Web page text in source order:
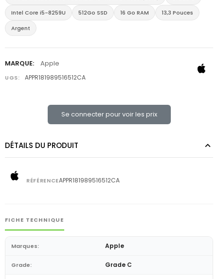
Intel Core i5-8259U
512Go SSD 16 Go RAM
13,3 Pouces
Argent
MARQUE: Apple
UGS: APPR181989516512CA
Se connecter pour voir les prix
DÉTAILS DU PRODUIT
RÉFÉRENCEAPPR181989516512CA
FICHE TECHNIQUE
Marques: Apple
Grade: Grade C